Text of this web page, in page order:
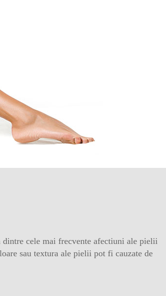
cele mai frecvente afectiuni ale pielii
sau textura ale pielii pot fi cauzate de